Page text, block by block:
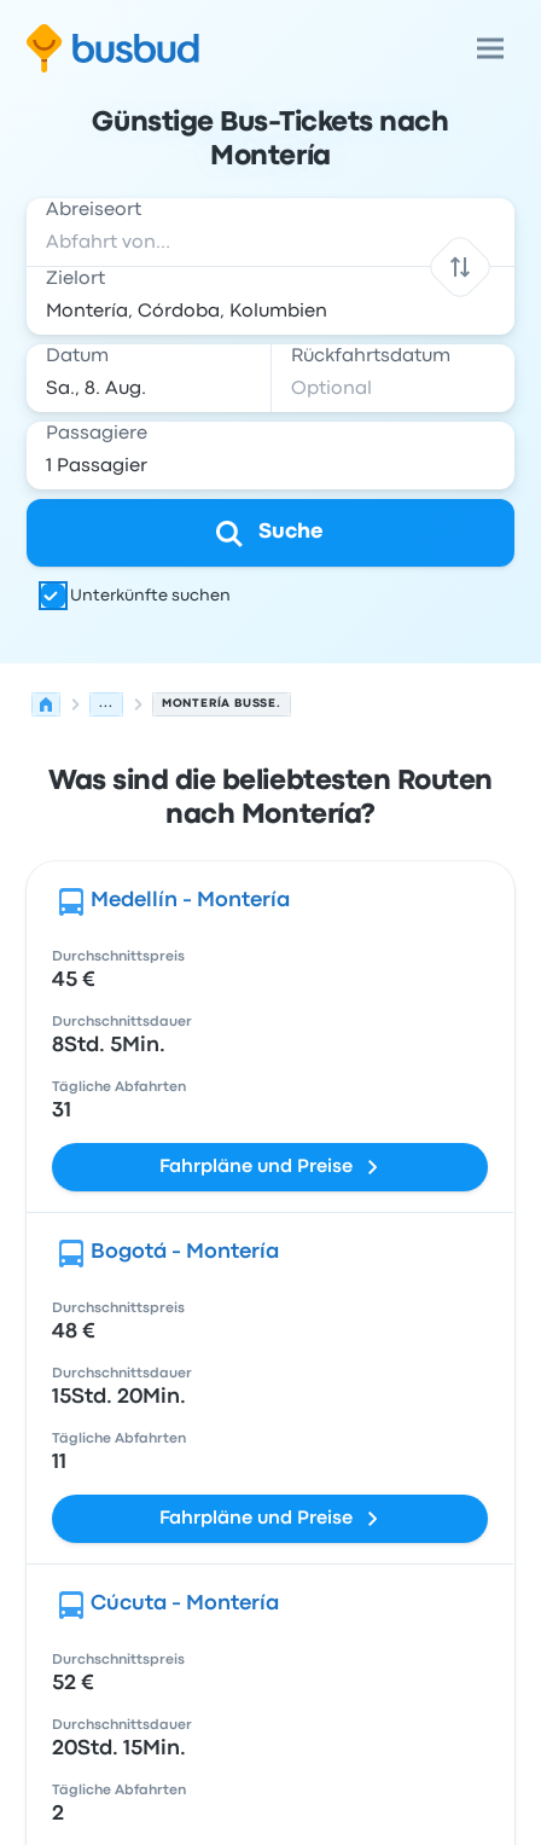
Günstige Bus-Tickets nach
Montería
Abreiseort
Zielort
Datum Rückfahrtsdatum
Passagiere
Suche
Unterkünfte suchen
... MONTERÍA BUSSE.
Was sind die beliebtesten Routen
nach Montería?
Medellín - Montería
Durchschnittspreis
45 €
Durchschnittsdauer
8Std. 5Min.
Tägliche Abfahrten
31
Fahrpläne und Preise
Bogotá - Montería
Durchschnittspreis
48 €
Durchschnittsdauer
15Std. 20Min.
Tägliche Abfahrten
11
Fahrpläne und Preise
Cúcuta - Montería
Durchschnittspreis
52 €
Durchschnittsdauer
20Std. 15Min.
Tägliche Abfahrten
2